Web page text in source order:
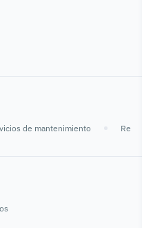
de mantenimiento